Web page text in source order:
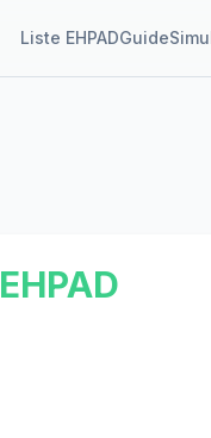
Liste EHPADGuide
EHPAD